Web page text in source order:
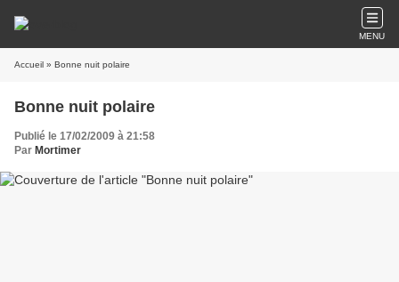
MENU
Accueil » Bonne nuit polaire
Bonne nuit polaire
Publié le 17/02/2009 à 21:58
Par Mortimer